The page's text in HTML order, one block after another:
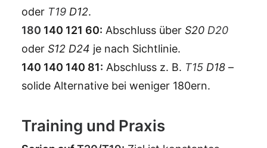
oder T19 D12.
180 140 121 60: Abschluss über S20 D20
oder S12 D24 je nach Sichtlinie.
140 140 140 81: Abschluss z. B. T15 D18 –
solide Alternative bei weniger 180ern.
Training und Praxis